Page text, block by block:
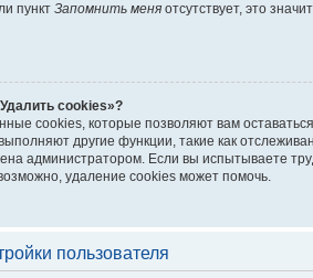
пункт Запомнить меня отсутствует, это
cookies»?
cookies, которые позволяют вам
другие функции, такие как
администратором. Если вы испытываете
удаление cookies может помочь.
пользователя